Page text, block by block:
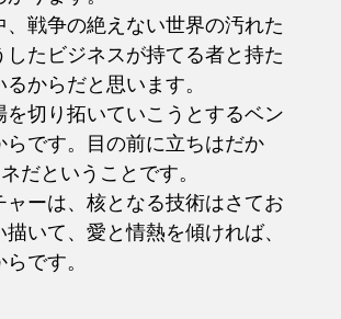
戦争の絶えない世界の汚れた
たビジネスが持てる者と持た
からだと思います。
切り拓いていこうとするベン
です。目の前に立ちはだか
だということです。
ーは、核となる技術はさてお
いて、愛と情熱を傾ければ、
です。